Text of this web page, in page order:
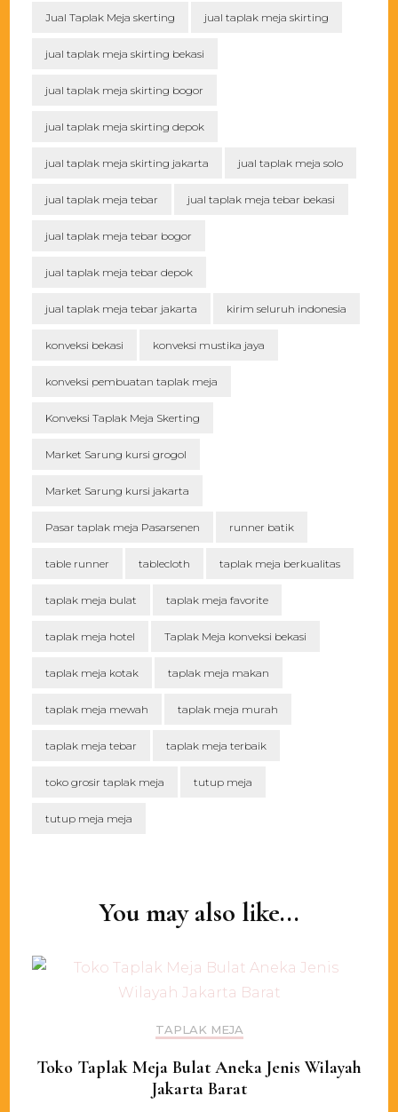
Jual Taplak Meja skerting jual taplak meja skirting
jual taplak meja skirting bekasi
jual taplak meja skirting bogor
jual taplak meja skirting depok
jual taplak meja skirting jakarta jual taplak meja solo
jual taplak meja tebar jual taplak meja tebar bekasi
jual taplak meja tebar bogor
jual taplak meja tebar depok
jual taplak meja tebar jakarta kirim seluruh indonesia
konveksi bekasi konveksi mustika jaya
konveksi pembuatan taplak meja
Konveksi Taplak Meja Skerting
Market Sarung kursi grogol
Market Sarung kursi jakarta
Pasar taplak meja Pasarsenen runner batik
table runner tablecloth taplak meja berkualitas
taplak meja bulat taplak meja favorite
taplak meja hotel Taplak Meja konveksi bekasi
taplak meja kotak taplak meja makan
taplak meja mewah taplak meja murah
taplak meja tebar taplak meja terbaik
toko grosir taplak meja tutup meja
tutup meja meja
You may also like...
TAPLAK MEJA
Toko Taplak Meja Bulat Aneka Jenis Wilayah
Jakarta Barat